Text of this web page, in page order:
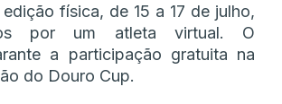
física, de 15 a 17 de julho,
por um atleta virtual. O
a participação gratuita na
do Douro Cup.